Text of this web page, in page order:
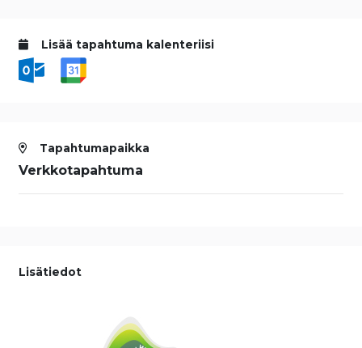
Lisää tapahtuma kalenteriisi
Tapahtumapaikka
Verkkotapahtuma
Lisätiedot